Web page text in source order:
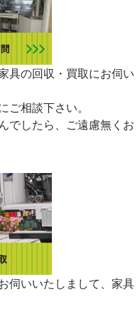
具の回収・買取にお伺い
ご相談下さい。
でしたら、ご遠慮無くお
伺いいたしまして、家具